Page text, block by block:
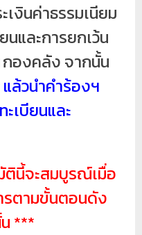
ฏ
ชี
ย
ง
ใ
เงินค่าธรรมเนียม
นและการยกเว้น
กองคลัง จากนั้น
แล้วนำคำร้องฯ
เบียนและ
ะสมบูรณ์เมื่อ
รตามขั้นตอนดัง
***